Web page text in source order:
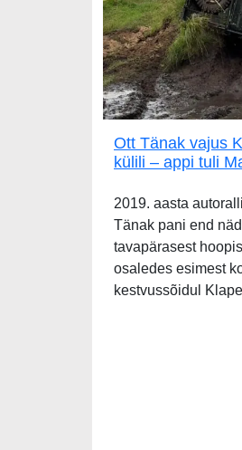
Ott Tänak vajus
külili – appi tuli
2019. aasta
Tänak pani end
tavapärasest
osaledes esimest
kestvussõidul